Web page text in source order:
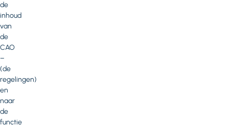
de
inhoud
van
de
CAO
–
(de
regelingen)
en
naar
de
functie